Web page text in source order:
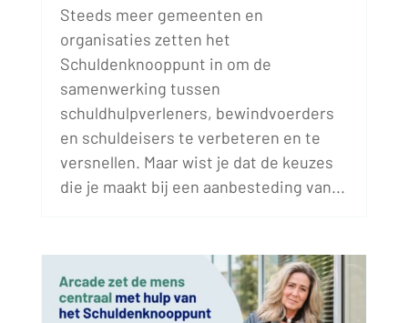
Steeds meer gemeenten en
organisaties zetten het
Schuldenknooppunt in om de
samenwerking tussen
schuldhulpverleners, bewindvoerders
en schuldeisers te verbeteren en te
versnellen. Maar wist je dat de keuzes
die je maakt bij een aanbesteding van...